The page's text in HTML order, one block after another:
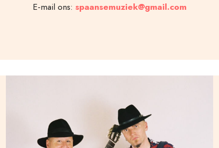
E-mail ons: spaansemuziek@gmail.com